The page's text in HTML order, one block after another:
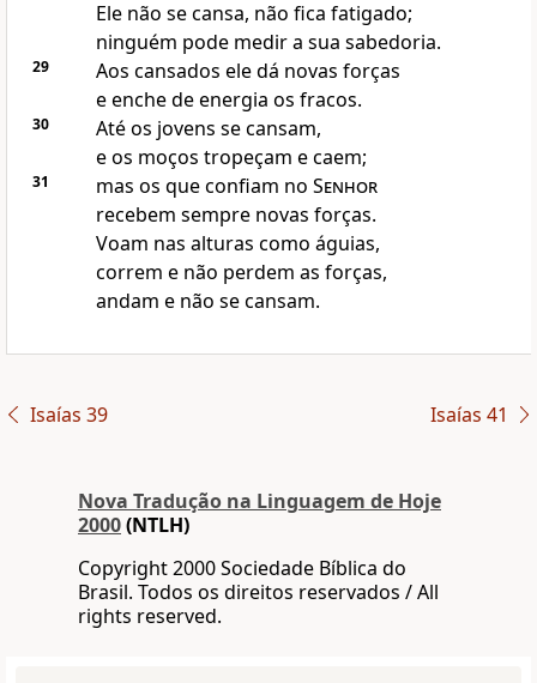
Ele não se cansa, não fica fatigado;
ninguém pode medir a sua sabedoria.
29
Aos cansados ele dá novas forças
e enche de energia os fracos.
30
Até os jovens se cansam,
e os moços tropeçam e caem;
31 mas os que confiam no Senhor
recebem sempre novas forças.
Voam nas alturas como águias,
correm e não perdem as forças,
andam e não se cansam.
Isaías 39 Isaías 41
Nova Traduҫão na Linguagem de Hoje
2000(NTLH)
Copyright 2000 Sociedade Bíblica do
Brasil. Todos os direitos reservados / All
rights reserved.